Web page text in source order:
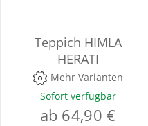
Teppich HIMLA
HERATI
Mehr Varianten
Sofort verfügbar
ab 64,90 €